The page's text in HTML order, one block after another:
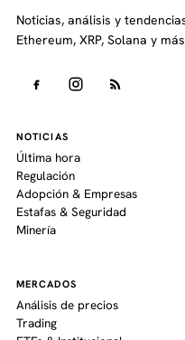
Noticias, análisis y
Ethereum, XRP, Solana y
NOTICIAS
Última hora
Regulación
Adopción & Empresas
Estafas & Seguridad
Minería
MERCADOS
Análisis de precios
Trading